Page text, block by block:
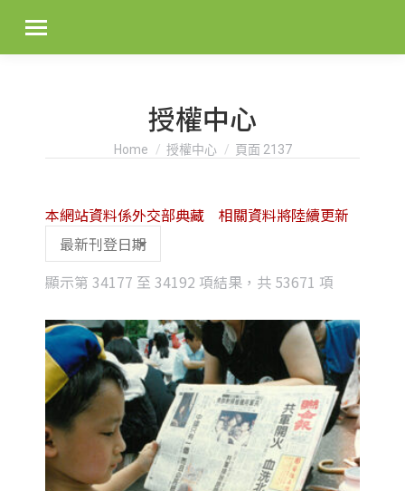
授權中心
You are here:
Home 授權中心 頁面 2137
顯示第 34177 至 34192 項結果，共 53671 項
latest
本網站資料係外交部典藏 相關資料將陸續更新